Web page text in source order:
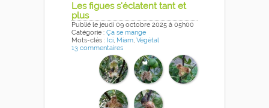
Les figues s'éclatent tant et
plus
Publié le jeudi 09 octobre 2025 à 05h00
Catégorie : Ça se mange
Mots-clés : Ici, Miam, Végétal
13 commentaires